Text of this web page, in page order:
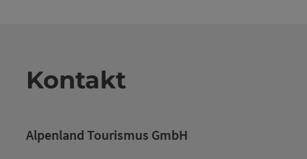
Kontakt
Alpenland Tourismus GmbH